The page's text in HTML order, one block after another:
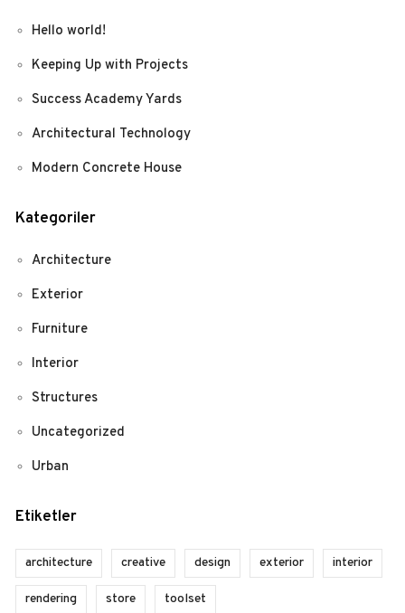
Hello world!
Keeping Up with Projects
Success Academy Yards
Architectural Technology
Modern Concrete House
Kategoriler
Architecture
Exterior
Furniture
Interior
Structures
Uncategorized
Urban
Etiketler
architecture creative design exterior interior
rendering store toolset